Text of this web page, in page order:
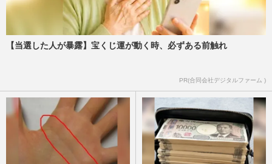
週刊女性2026年2月10日号 2026/1/29
《人気の韓国料理レシピ8選》ナッコプセ
2026/1/25
【当選した人が暴露】宝くじ運が動く時、必ずある前触れ
PR(合同会社デジタルファーム )